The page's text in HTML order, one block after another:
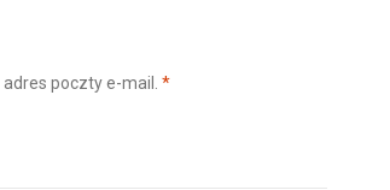
poczty e-mail. *(wymagane)